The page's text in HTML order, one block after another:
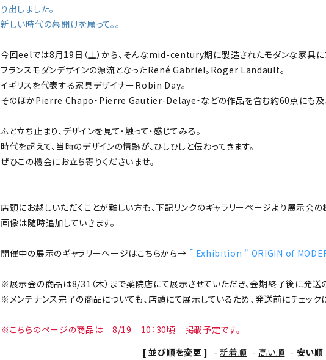
り出しました。
新しい時代の幕開けを願って。。
今回eelでは8月19日（土）から、そんなmid-century期に製造されたモダンな家具に
フランスモダンデザインの源流となったRené Gabriel。Roger Landault。
イギリスを代表する家具デザイナーRobin Day。
そのほかPierre Chapo・Pierre Gautier-Delaye・などの作品を含む約60点にも及
ふと立ち止まり、デザインを見て・触って・感じてみる。
時代を超えて、当時のデザインの情熱が、ひしひしと伝わってきます。
ぜひこの機会にお立ち寄りくださいませ。
店頭にお越しいただくことが難しい方も、下記リンクのギャラリーページより展示会の
画像は随時追加していきます。
開催中の展示のギャラリーページはこちらから→ 「 Exhibition " ORIGIN of
※展示会の商品は8/31（木）まで薬院店にて展示させていただき、会期終了後に発送
※メンテナンス完了の商品についても、店頭にて展示しているため、発送前にチェック
※こちらのページの商品は 8/19 10：30頃 掲載予定です。
[ 並び順を変更 ] -新着順 - 高い順 - 安い順